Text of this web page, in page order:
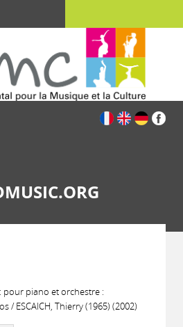
pour piano et orchestre :
/ ESCAICH, Thierry (1965) (2002)